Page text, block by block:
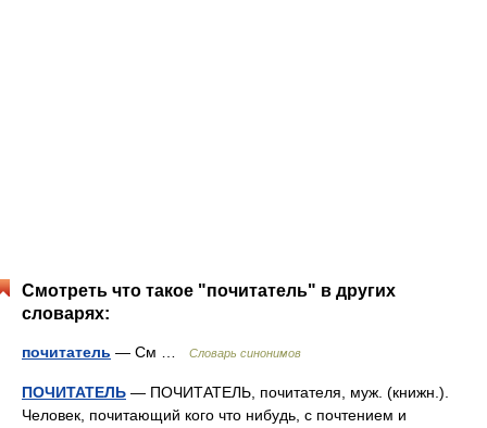
Смотреть что такое "почитатель" в других
словарях:
почитатель — См … Словарь синонимов
ПОЧИТАТЕЛЬ — ПОЧИТАТЕЛЬ, почитателя, муж. (книжн.).
Человек, почитающий кого что нибудь, с почтением и